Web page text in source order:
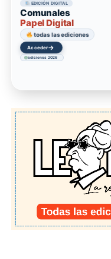
EDICIÓN DIGITAL
Comunales
Papel Digital
todas las ediciones
Acceder→
ediciones 2026